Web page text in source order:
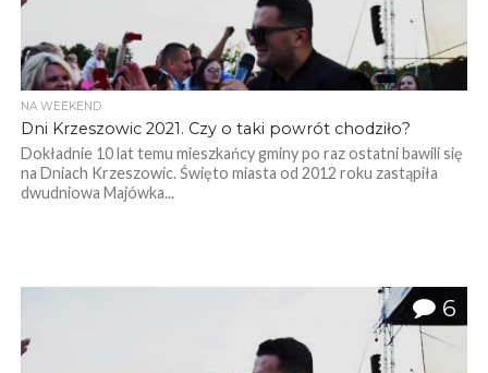
NA WEEKEND
Dni Krzeszowic 2021. Czy o taki powrót chodziło?
Dokładnie 10 lat temu mieszkańcy gminy po raz ostatni bawili się
na Dniach Krzeszowic. Święto miasta od 2012 roku zastąpiła
dwudniowa Majówka...
6